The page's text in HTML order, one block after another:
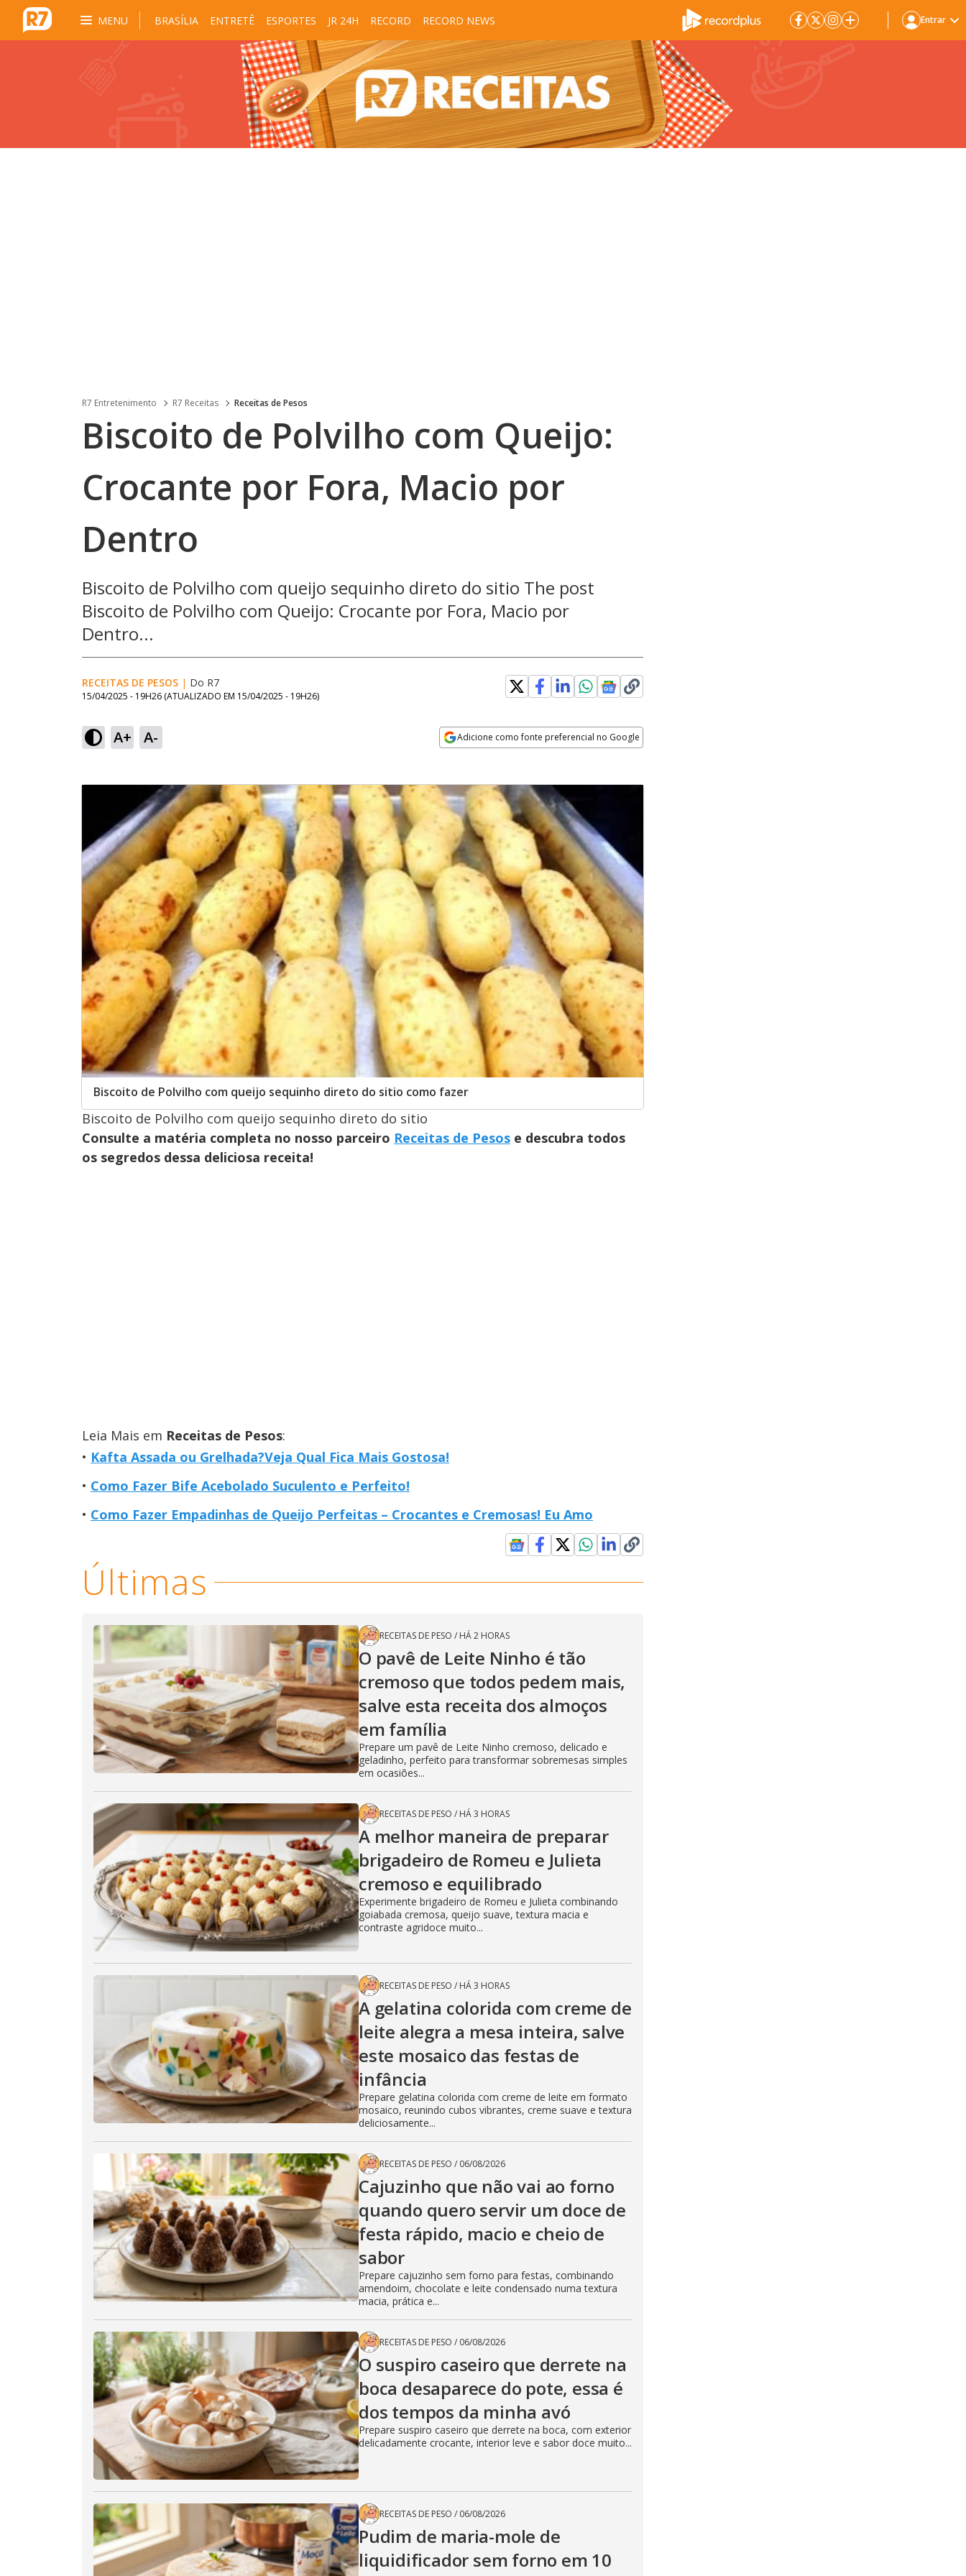
MENU BRASÍLIA ENTRETÊ ESPORTES JR 24H RECORD RECORD NEWS Entrar
R7 Entretenimento R7 Receitas Receitas de Pesos
Biscoito de Polvilho com Queijo:
Crocante por Fora, Macio por
Dentro
Biscoito de Polvilho com queijo sequinho direto do sitio The post
Biscoito de Polvilho com Queijo: Crocante por Fora, Macio por
Dentro...
RECEITAS DE PESOS | Do R7
15/04/2025 - 19H26 (ATUALIZADO EM 15/04/2025 - 19H26)
A+ A- Adicione como fonte preferencial no Google
Biscoito de Polvilho com queijo sequinho direto do sitio como fazer
Biscoito de Polvilho com queijo sequinho direto do sitio
Consulte a matéria completa no nosso parceiro Receitas de Pesos e descubra todos
os segredos dessa deliciosa receita!
Leia Mais em Receitas de Pesos:
Kafta Assada ou Grelhada?Veja Qual Fica Mais Gostosa!
Como Fazer Bife Acebolado Suculento e Perfeito!
Como Fazer Empadinhas de Queijo Perfeitas – Crocantes e Cremosas! Eu Amo
Últimas
RECEITAS DE PESO / HÁ 2 HORAS
O pavê de Leite Ninho é tão
cremoso que todos pedem mais,
salve esta receita dos almoços
em família
Prepare um pavê de Leite Ninho cremoso, delicado e
geladinho, perfeito para transformar sobremesas simples
em ocasiões...
RECEITAS DE PESO / HÁ 3 HORAS
A melhor maneira de preparar
brigadeiro de Romeu e Julieta
cremoso e equilibrado
Experimente brigadeiro de Romeu e Julieta combinando
goiabada cremosa, queijo suave, textura macia e
contraste agridoce muito...
RECEITAS DE PESO / HÁ 3 HORAS
A gelatina colorida com creme de
leite alegra a mesa inteira, salve
este mosaico das festas de
infância
Prepare gelatina colorida com creme de leite em formato
mosaico, reunindo cubos vibrantes, creme suave e textura
deliciosamente...
RECEITAS DE PESO / 06/08/2026
Cajuzinho que não vai ao forno
quando quero servir um doce de
festa rápido, macio e cheio de
sabor
Prepare cajuzinho sem forno para festas, combinando
amendoim, chocolate e leite condensado numa textura
macia, prática e...
RECEITAS DE PESO / 06/08/2026
O suspiro caseiro que derrete na
boca desaparece do pote, essa é
dos tempos da minha avó
Prepare suspiro caseiro que derrete na boca, com exterior
delicadamente crocante, interior leve e sabor doce muito...
RECEITAS DE PESO / 06/08/2026
Pudim de maria-mole de
liquidificador sem forno em 10